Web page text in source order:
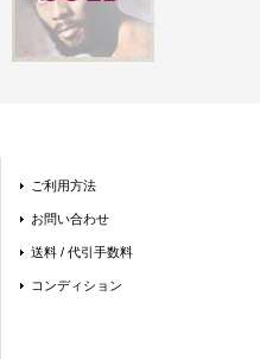
ご利用方法
お問い合わせ
送料 / 代引手数料
コンディション